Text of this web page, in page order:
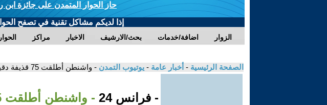
حاز الحوار المتمدن على جائزة ابن
إذا لديكم مشاكل تقنية في تصفح
مراكز الاخبار بحث/الارشيف اضافة/خدمات الزوار
الصفحة الرئيسية - أخبار عامة - يوتيوب التمدن - واشنطن أطلقت 75 قذيفة دقيقة التوجيه وأكثر من 24 صاروخ توماهوك لضرب منشآت إيران النووية
- فرانس 24